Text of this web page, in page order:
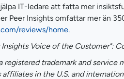
IT-ledare att fatta mer
Peer Insights omfattar mer än
reviews/home.
Insights Voice of the Customer":
registered trademark and service
affiliates in the U.S. and